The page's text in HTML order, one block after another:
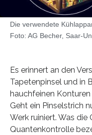
Die verwendete
Foto: AG Becher, Saar-
Es erinnert an den
Tapetenpinsel und in
hauchfeinen
Geht ein Pinselstrich
Werk ruiniert. Was
Quantenkontrolle